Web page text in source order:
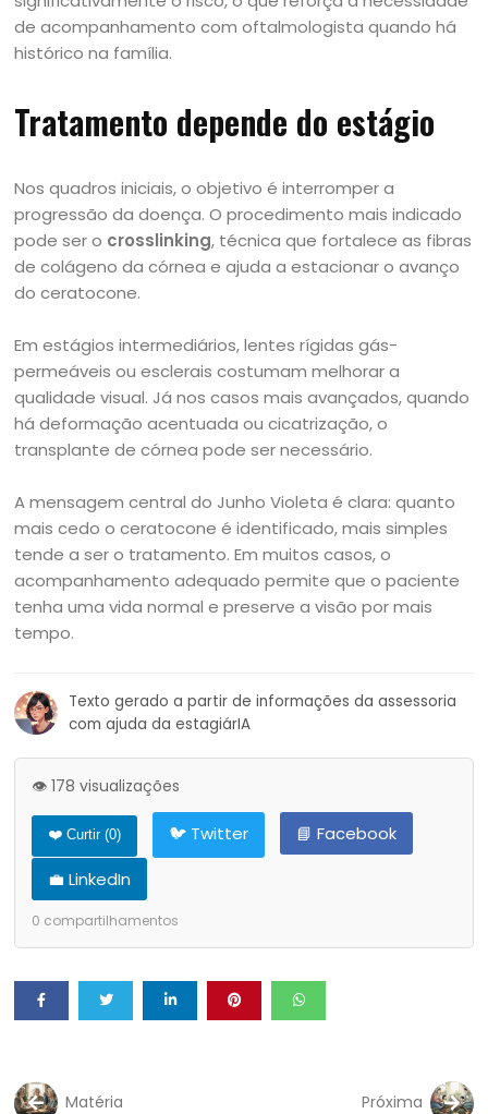
de acompanhamento com oftalmologista quando há
histórico na família.
Tratamento depende do estágio
Nos quadros iniciais, o objetivo é interromper a
progressão da doença. O procedimento mais indicado
pode ser o crosslinking, técnica que fortalece as fibras
de colágeno da córnea e ajuda a estacionar o avanço
do ceratocone.
Em estágios intermediários, lentes rígidas gás-
permeáveis ou esclerais costumam melhorar a
qualidade visual. Já nos casos mais avançados, quando
há deformação acentuada ou cicatrização, o
transplante de córnea pode ser necessário.
A mensagem central do Junho Violeta é clara: quanto
mais cedo o ceratocone é identificado, mais simples
tende a ser o tratamento. Em muitos casos, o
acompanhamento adequado permite que o paciente
tenha uma vida normal e preserve a visão por mais
tempo.
Texto gerado a partir de informações da assessoria
com ajuda da estagiárIA
👁️ 178 visualizações
❤️ Curtir (0) 🐦 Twitter
📘 Facebook
💼 LinkedIn
0 compartilhamentos
Matéria
Próxima